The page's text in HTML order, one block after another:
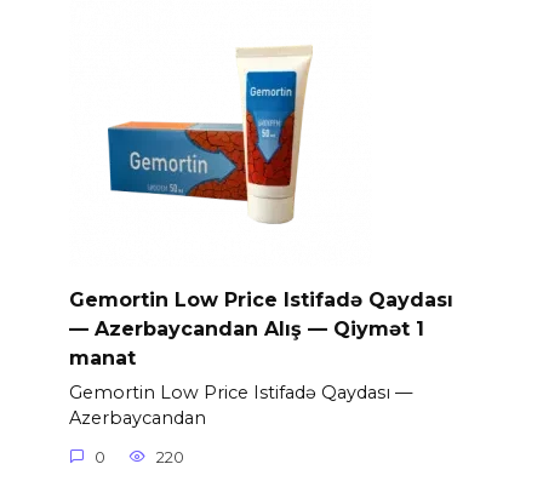
Gemortin Low Price Istifadə Qaydası
— Azerbaycandan Alış — Qiymət 1
manat
Gemortin Low Price Istifadə Qaydası —
Azerbaycandan
0 220